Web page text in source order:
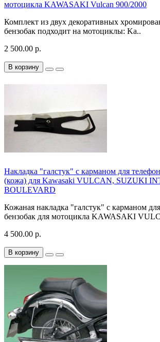
мотоцикла KAWASAKI Vulcan 900/2000
Комплект из двух декоративных
бензобак подходит на мотоциклы: Ka..
2 500.00 р.
В корзину
Накладка "галстук" с карманом для
(кожа) для Kawasaki VULCAN, SUZUKI
BOULEVARD
Кожаная накладка "галстук" с карманом
бензобак для мотоцикла KAWASAKI
4 500.00 р.
В корзину